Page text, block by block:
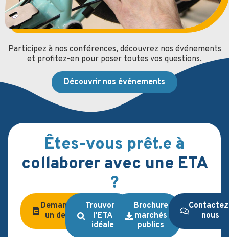
Participez à nos conférences, découvrez nos événements
et profitez-en pour poser toutes vos questions.
Découvrir nos événements
Êtes-vous prêt.e à
collaborer avec une ETA
?
Demandez
un devis
Trouvons
l'ETA
idéale
Brochure
marchés
publics
nous